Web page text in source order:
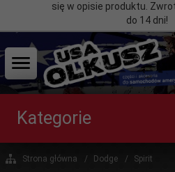
się w opisie produktu.
do 14 dni!
Kategorie
Strona główna Dodge Spirit